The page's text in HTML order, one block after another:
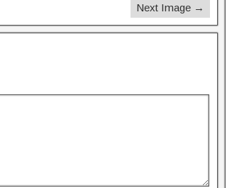
Next Image →